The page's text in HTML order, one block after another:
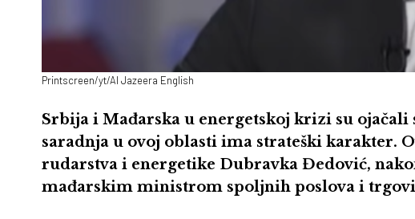
Printscreen/yt/Al Jazeera English
Srbija i Mađarska u energetskoj krizi su ojačali
saradnja u ovoj oblasti ima strateški karakter.
rudarstva i energetike Dubravka Đedović,
mađarskim ministrom spoljnih poslova i